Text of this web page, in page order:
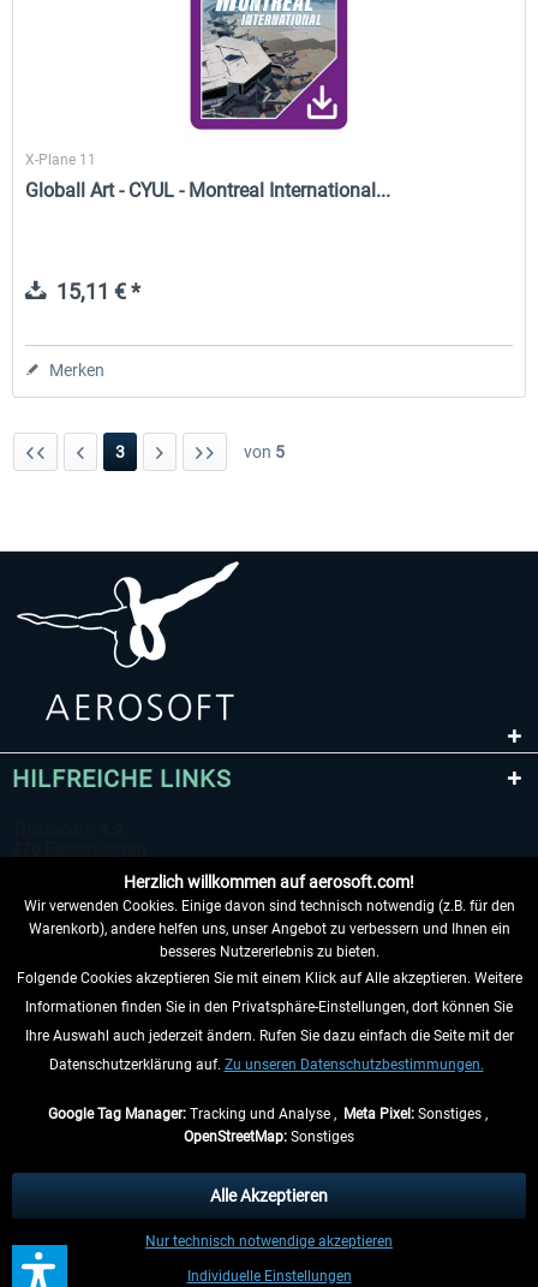
X-Plane 11
Globall Art - CYUL - Montreal International...
15,11 € *
Merken
3 von 5
HILFREICHE LINKS
VERTRAG WIDERRUFEN
INFORMATIONEN
anders beschrieben.
** Gilt für Lieferungen innerhalb Deutschlands, Lieferzeiten für andere Länder
entnehmen Sie bitte denVersandinformationen
Herzlich willkommen auf aerosoft.com!
Wir verwenden Cookies. Einige davon sind technisch notwendig (z.B. für den
Warenkorb), andere helfen uns, unser Angebot zu verbessern und Ihnen ein
besseres Nutzererlebnis zu bieten.
Folgende Cookies akzeptieren Sie mit einem Klick auf Alle akzeptieren. Weitere
Informationen finden Sie in den Privatsphäre-Einstellungen, dort können Sie
Ihre Auswahl auch jederzeit ändern. Rufen Sie dazu einfach die Seite mit der
Datenschutzerklärung auf. Zu unseren Datenschutzbestimmungen.
Google Tag Manager:Tracking und Analyse , Meta Pixel:Sonstiges ,
OpenStreetMap: Sonstiges
Individuelle Einstellungen
Nur technisch notwendige akzeptieren
Alle Akzeptieren